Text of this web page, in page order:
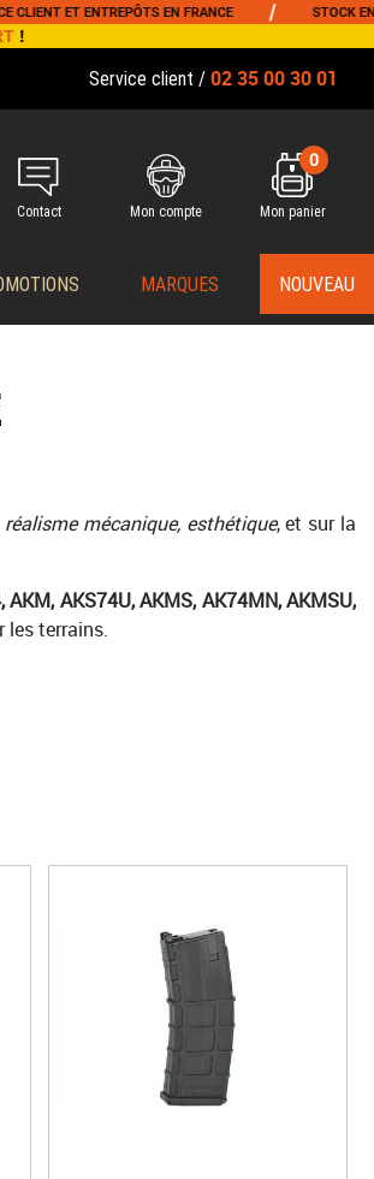
ENTREPÔTS EN FRANCE / STOCK EN TEMPS
!
Service client / 02 35 00 30 01
Contact Mon compte
0
Mon panier
MARQUES NOUVEAU
réalisme mécanique, esthétique, et sur la
AKM, AKS74U, AKMS, AK74MN, AKMSU,
les terrains.